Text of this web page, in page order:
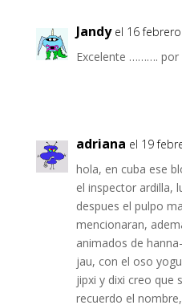
Jandy el 16
Excelente ………. por
adriana el 19
hola, en cuba ese
el inspector ardilla,
despues el pulpo
mencionaran,
animados de
jau, con el oso
jipxi y dixi creo que
recuerdo el